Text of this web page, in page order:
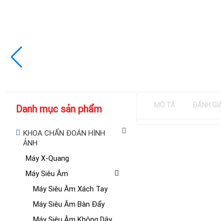
Danh mục sản phẩm
KHOA CHẨN ĐOÁN HÌNH
ẢNH
Máy X-Quang
Máy Siêu Âm
Máy Siêu Âm Xách Tay
Máy Siêu Âm Bàn Đẩy
Máy Siêu Âm Không Dây
MÔ TẢ ĐÁNH